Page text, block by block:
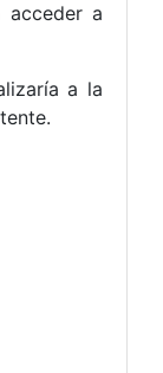
acceder a
a la